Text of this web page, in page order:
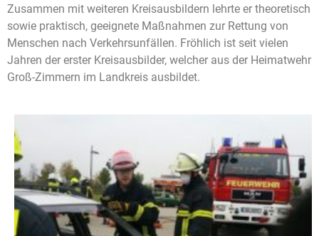
Zusammen mit weiteren Kreisausbildern lehrte er theoretisch
sowie praktisch, geeignete Maßnahmen zur Rettung von
Menschen nach Verkehrsunfällen. Fröhlich ist seit vielen
Jahren der erster Kreisausbilder, welcher aus der Heimatwehr
Groß-Zimmern im Landkreis ausbildet.